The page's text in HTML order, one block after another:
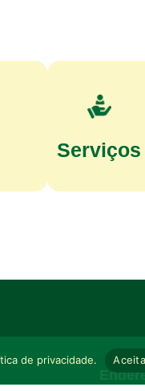
Serviços
de privacidade.